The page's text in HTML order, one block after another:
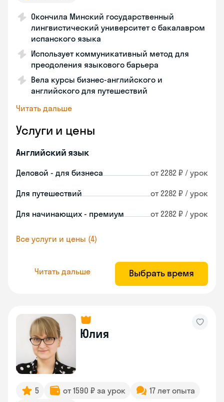
Окончила Минский государственный
лингвистический университет с бакалавром
испанского языка
Использует коммуникативный метод для
преодоления языкового барьера
Вела курсы бизнес-английского и
английского для путешествий
Читать дальше
Услуги и цены
Английский язык
Деловой - для бизнеса от 2282 ₽ / урок
Для путешествий от 2282 ₽ / урок
Для начинающих - премиум от 2282 ₽ / урок
Все услуги и цены (4)
Читать дальше Выбрать время
Юлия
5 от 1590 ₽ за урок
17 лет опыта